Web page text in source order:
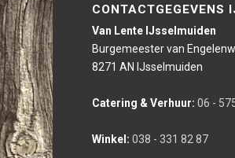
CONTACTGEGEVENS
Van Lente IJsselmuiden
Burgemeester van
8271 AN IJsselmuiden
Catering & Verhuur: 06 -
Winkel: 038 - 331 82 87